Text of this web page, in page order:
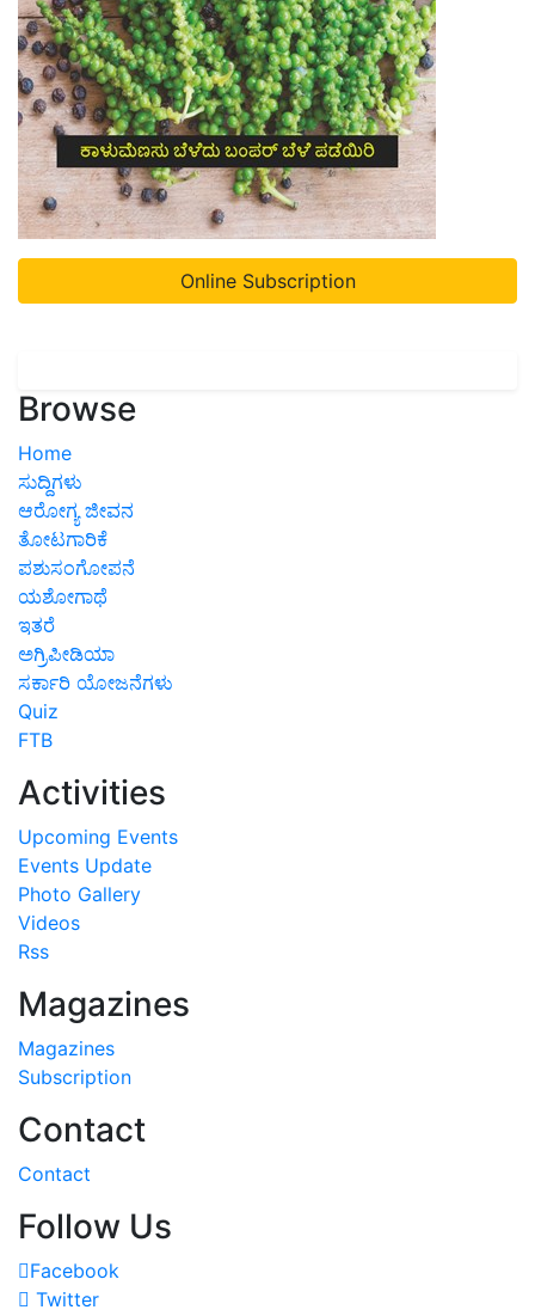
Online Subscription
Browse
Home
ಸುದ್ದಿಗಳು
ಆರೋಗ್ಯ ಜೀವನ
ತೋಟಗಾರಿಕೆ
ಪಶುಸಂಗೋಪನೆ
ಯಶೋಗಾಥೆ
ಇತರೆ
ಅಗ್ರಿಪೀಡಿಯಾ
ಸರ್ಕಾರಿ ಯೋಜನೆಗಳು
Quiz
FTB
Activities
Upcoming Events
Events Update
Photo Gallery
Videos
Rss
Magazines
Magazines
Subscription
Contact
Contact
Follow Us
Facebook
Twitter